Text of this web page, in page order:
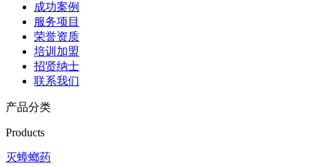
成功案例
服务项目
荣誉资质
培训加盟
招贤纳士
联系我们
产品分类
Products
灭蟑螂药